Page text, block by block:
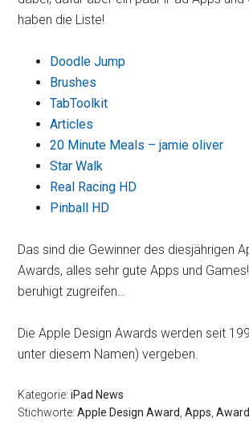
haben die Liste!
Doodle Jump
Brushes
TabToolkit
Articles
20 Minute Meals – jamie oliver
Star Walk
Real Racing HD
Pinball HD
Das sind die Gewinner des diesjährigen
Awards, alles sehr gute Apps und
beruhigt zugreifen…
Die Apple Design Awards werden seit
unter diesem Namen) vergeben.
Kategorie:iPad News
Stichworte:Apple Design Award ,Apps ,Award